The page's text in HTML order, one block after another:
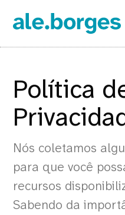
Política
Nós coletamos
para que você
recursos
Sabendo da